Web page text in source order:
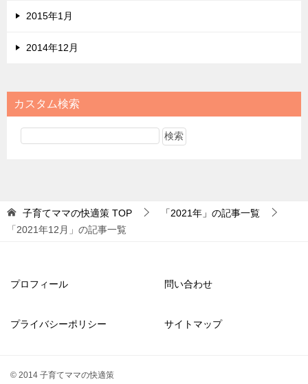
2015年1月
2014年12月
カスタム検索
子育てママの快適策 TOP
「2021年」の記事一覧
「2021年12月」の記事一覧
プロフィール 問い合わせ
プライバシーポリシー サイトマップ
© 2014 子育てママの快適策